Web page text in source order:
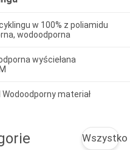
w 100% z poliamidu
wodoodporna
wyściełana
materiał
Wszystko